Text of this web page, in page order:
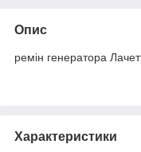
Опис
ремін генератора
Характеристики